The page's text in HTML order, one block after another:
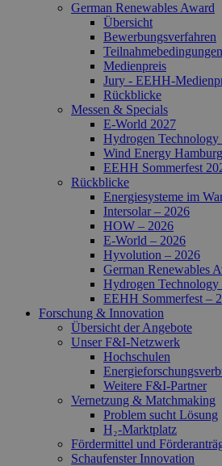
German Renewables Award
Übersicht
Bewerbungsverfahren
Teilnahmebedingungen
Medienpreis
Jury - EEHH-
Rückblicke
Messen & Specials
E-World 2027
Hydrogen
Wind Energy
EEHH Sommerfest
Rückblicke
Energiesysteme im
Intersolar – 2026
HOW – 2026
E-World – 2026
Hyvolution – 2026
German Renewables
Hydrogen
EEHH Sommerfest –
Forschung & Innovation
Übersicht der Angebote
Unser F&I-Netzwerk
Hochschulen
Weitere F&I-Partner
Vernetzung & Matchmaking
Problem sucht Lösung
H₂-Marktplatz
Fördermittel und
Schaufenster Innovation